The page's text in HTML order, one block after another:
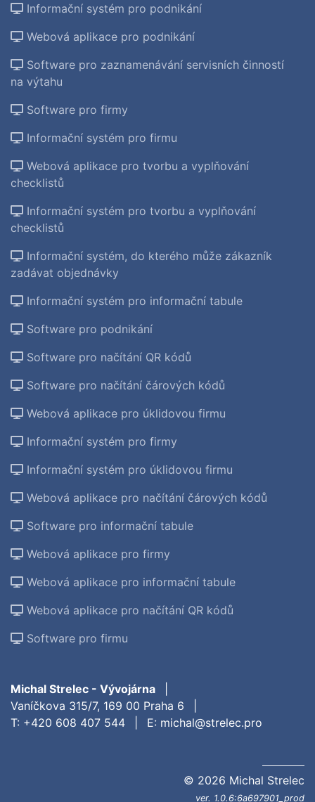
Informační systém pro podnikání
Webová aplikace pro podnikání
Software pro zaznamenávání servisních činností
na výtahu
Software pro firmy
Informační systém pro firmu
Webová aplikace pro tvorbu a vyplňování
checklistů
Informační systém pro tvorbu a vyplňování
checklistů
Informační systém, do kterého může zákazník
zadávat objednávky
Informační systém pro informační tabule
Software pro podnikání
Software pro načítání QR kódů
Software pro načítání čárových kódů
Webová aplikace pro úklidovou firmu
Informační systém pro firmy
Informační systém pro úklidovou firmu
Webová aplikace pro načítání čárových kódů
Software pro informační tabule
Webová aplikace pro firmy
Webová aplikace pro informační tabule
Webová aplikace pro načítání QR kódů
Software pro firmu
Michal Strelec - Vývojárna
Vaníčkova 315/7, 169 00 Praha 6
T: +420 608 407 544 E: michal@strelec.pro
© 2026 Michal Strelec
ver. 1.0.6:6a697901_prod